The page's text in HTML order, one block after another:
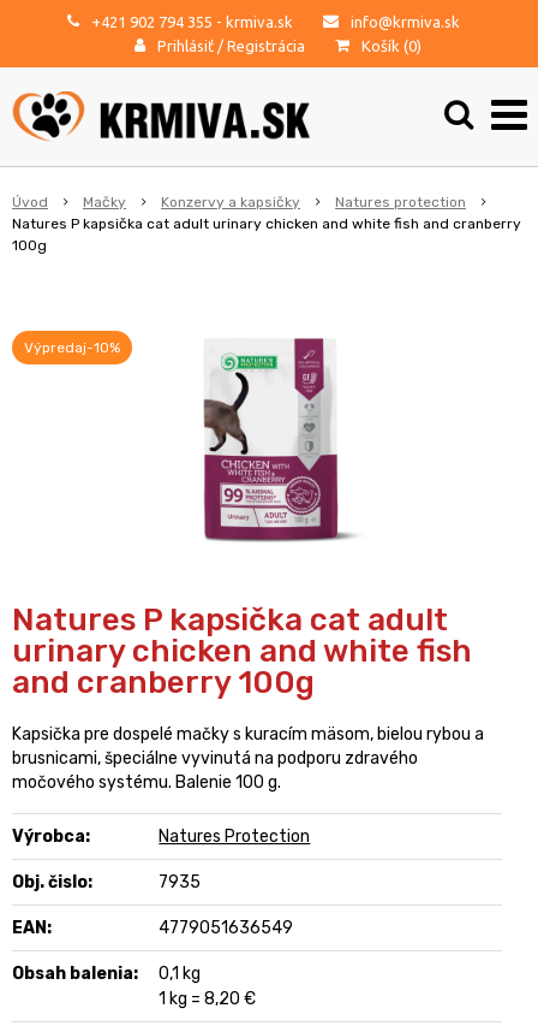
+421 902 794 355 - krmiva.sk
info@krmiva.sk
Prihlásiť / Registrácia Košík (0)
Úvod Mačky Konzervy a kapsičky
Natures protection
Natures P kapsička cat adult urinary chicken and white fish and cranberry
100g
Výpredaj-10%
Natures P kapsička cat adult
urinary chicken and white fish
and cranberry 100g
Kapsička pre dospelé mačky s kuracím mäsom, bielou rybou a
brusnicami, špeciálne vyvinutá na podporu zdravého
močového systému. Balenie 100 g.
Výrobca: Natures Protection
Obj. čislo: 7935
EAN: 4779051636549
Obsah balenia:
0,1 kg
1 kg = 8,20 €